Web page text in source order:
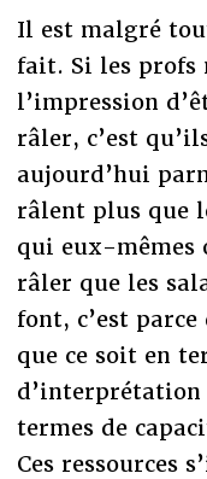
Il est malgré
fait. Si les profs
l’impression
râler, c’est
aujourd’hui
râlent plus que
qui eux-mêmes
râler que les
font, c’est
que ce soit en
d’interprétation
termes de
Ces ressources